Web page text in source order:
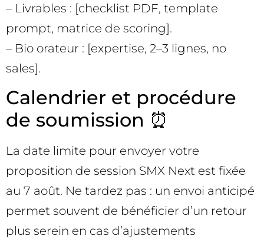
– Livrables : [checklist PDF, template
prompt, matrice de scoring].
– Bio orateur : [expertise, 2–3 lignes, no
sales].
Calendrier et procédure
de soumission ⏰
La date limite pour envoyer votre
proposition de session SMX Next est fixée
au 7 août. Ne tardez pas : un envoi anticipé
permet souvent de bénéficier d’un retour
plus serein en cas d’ajustements